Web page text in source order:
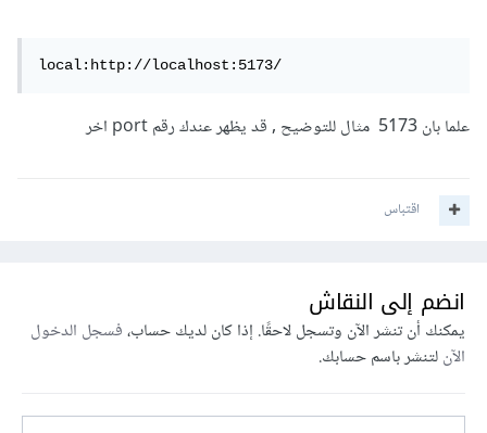
local:http://localhost:5173/
علما بان 5173 مثال للتوضيح , قد يظهر عندك رقم port اخر
اقتباس
انضم إلى النقاش
يمكنك أن تنشر الآن وتسجل لاحقًا. إذا كان لديك حساب،فسجل الدخول
الآنلتنشر باسم حسابك.